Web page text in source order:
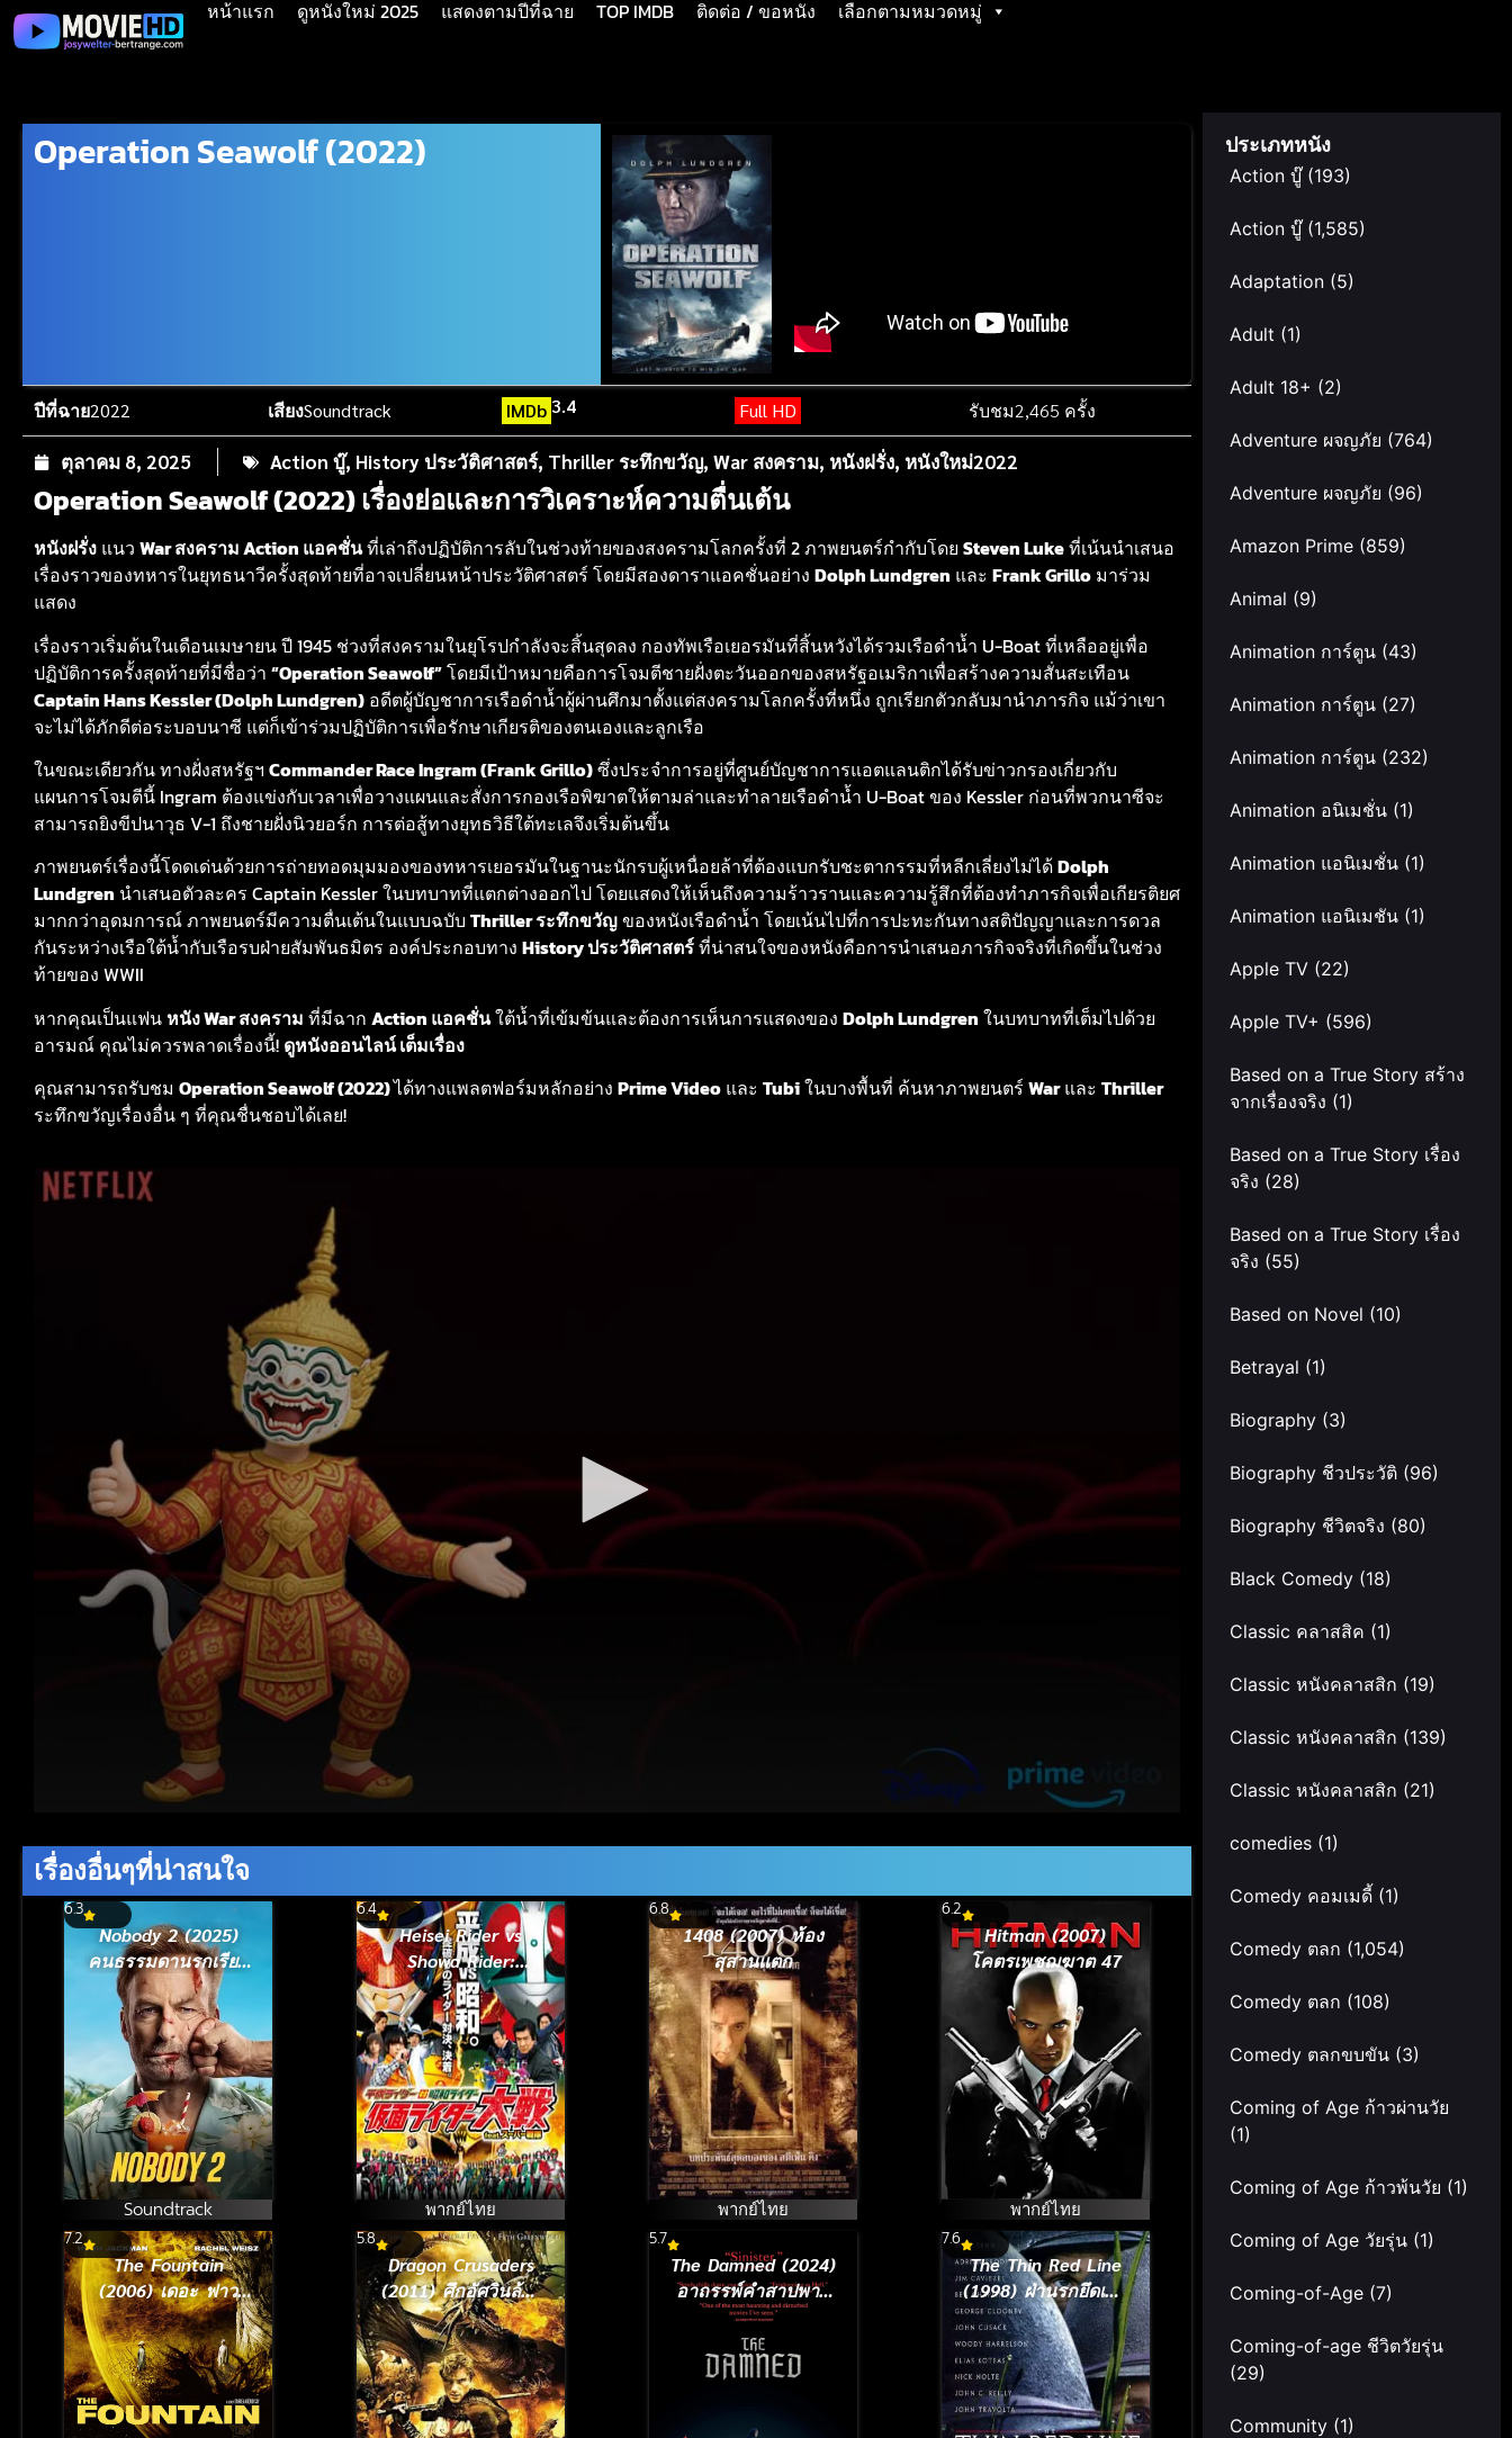
หน้าแรก ดูหนังใหม่ 2025 แสดงตามปีที่ฉาย TOP IMDB ติดต่อ / ขอหนัง เลือกตามหมวดหมู่
Operation Seawolf (2022)
ปีที่ฉาย2022 เสียงSoundtrack IMDb 3.4 Full HD รับชม2,465 ครั้ง
ตุลาคม 8, 2025 Action บู๊, History ประวัติศาสตร์, Thriller ระทึกขวัญ, War สงคราม, หนังฝรั่ง, หนังใหม่2022
Operation Seawolf (2022) เรื่องย่อและการวิเคราะห์ความตื่นเต้น
หนังฝรั่ง แนว War สงคราม Action แอคชั่นที่เล่าถึงปฏิบัติการลับในช่วงท้ายของสงครามโลกครั้งที่ 2 ภาพยนตร์กำกับโดย Steven Lukeที่เน้นนำเสนอ
เรื่องราวของทหารในยุทธนาวีครั้งสุดท้ายที่อาจเปลี่ยนหน้าประวัติศาสตร์ โดยมีสองดาราแอคชั่นอย่าง Dolph Lundgren และ Frank Grillo มาร่วม
แสดง
เรื่องราวเริ่มต้นในเดือนเมษายน ปี 1945 ช่วงที่สงครามในยุโรปกำลังจะสิ้นสุดลง กองทัพเรือเยอรมันที่สิ้นหวังได้รวมเรือดำน้ำ U-Boat ที่เหลืออยู่เพื่อ
ปฏิบัติการครั้งสุดท้ายที่มีชื่อว่า “Operation Seawolf”โดยมีเป้าหมายคือการโจมตีชายฝั่งตะวันออกของสหรัฐอเมริกาเพื่อสร้างความสั่นสะเทือน
Captain Hans Kessler (Dolph Lundgren) อดีตผู้บัญชาการเรือดำน้ำผู้ผ่านศึกมาตั้งแต่สงครามโลกครั้งที่หนึ่ง ถูกเรียกตัวกลับมานำภารกิจ แม้ว่าเขา
จะไม่ได้ภักดีต่อระบอบนาซี แต่ก็เข้าร่วมปฏิบัติการเพื่อรักษาเกียรติของตนเองและลูกเรือ
ในขณะเดียวกัน ทางฝั่งสหรัฐฯ Commander Race Ingram (Frank Grillo)ซึ่งประจำการอยู่ที่ศูนย์บัญชาการแอตแลนติกได้รับข่าวกรองเกี่ยวกับ
แผนการโจมตีนี้ Ingram ต้องแข่งกับเวลาเพื่อวางแผนและสั่งการกองเรือพิฆาตให้ตามล่าและทำลายเรือดำน้ำ U-Boat ของ Kessler ก่อนที่พวกนาซีจะ
สามารถยิงขีปนาวุธ V-1 ถึงชายฝั่งนิวยอร์ก การต่อสู้ทางยุทธวิธีใต้ทะเลจึงเริ่มต้นขึ้น
ภาพยนตร์เรื่องนี้โดดเด่นด้วยการถ่ายทอดมุมมองของทหารเยอรมันในฐานะนักรบผู้เหนื่อยล้าที่ต้องแบกรับชะตากรรมที่หลีกเลี่ยงไม่ได้Dolph
Lundgren นำเสนอตัวละคร Captain Kessler ในบทบาทที่แตกต่างออกไป โดยแสดงให้เห็นถึงความร้าวรานและความรู้สึกที่ต้องทำภารกิจเพื่อเกียรติยศ
มากกว่าอุดมการณ์ ภาพยนตร์มีความตื่นเต้นในแบบฉบับ Thriller ระทึกขวัญของหนังเรือดำน้ำ โดยเน้นไปที่การปะทะกันทางสติปัญญาและการดวล
กันระหว่างเรือใต้น้ำกับเรือรบฝ่ายสัมพันธมิตร องค์ประกอบทาง History ประวัติศาสตร์ที่น่าสนใจของหนังคือการนำเสนอภารกิจจริงที่เกิดขึ้นในช่วง
ท้ายของ WWII
หากคุณเป็นแฟน หนัง War สงคราม ที่มีฉาก Action แอคชั่นใต้น้ำที่เข้มข้นและต้องการเห็นการแสดงของ Dolph Lundgren ในบทบาทที่เต็มไปด้วย
อารมณ์ คุณไม่ควรพลาดเรื่องนี้! ดูหนังออนไลน์ เต็มเรื่อง
คุณสามารถรับชม Operation Seawolf (2022)ได้ทางแพลตฟอร์มหลักอย่าง Prime Video และ Tubiในบางพื้นที่ ค้นหาภาพยนตร์Warและ Thriller
ระทึกขวัญเรื่องอื่น ๆ ที่คุณชื่นชอบได้เลย!
เรื่องอื่นๆที่น่าสนใจ
6.3
Nobody 2 (2025)
คนธรรมดานรกเรียก
พี่ 2
Soundtrack
6.4
Heisei Rider vs
Showa Rider:
Kamen Rider Taisen
feat. Super Sentai
(2014) อภิมหาศึก
มาสค์ไรเดอร์
พากย์ไทย
6.8
1408 (2007) ห้อง
สุสานแตก
พากย์ไทย
6.2
Hitman (2007)
โคตรเพชฌฆาต 47
พากย์ไทย
7.2
The Fountain
(2006) เดอะ ฟาว
เทน อมตะรักชั่วนิรัน
ดร์
5.8
Dragon Crusaders
(2011) ศึกอัศวินล้าง
คำสาปมังกร
5.7
The Damned (2024)
อาถรรพ์คำสาปพายุ
หิมะ
7.6
The Thin Red Line
(1998) ฝ่านรกยึดเส้น
ตาย
ประเภทหนัง
Action บู๊(193)
Action บู๊(1,585)
Adaptation (5)
Adult (1)
Adult 18+ (2)
Adventure ผจญภัย (764)
Adventure ผจญภัย (96)
Amazon Prime (859)
Animal (9)
Animation การ์ตูน (43)
Animation การ์ตูน (27)
Animation การ์ตูน (232)
Animation อนิเมชั่น (1)
Animation แอนิเมชั่น (1)
Animation แอนิเมชัน (1)
Apple TV (22)
Apple TV+ (596)
Based on a True Story สร้าง
จากเรื่องจริง (1)
Based on a True Story เรื่อง
จริง (28)
Based on a True Story เรื่อง
จริง (55)
Based on Novel (10)
Betrayal (1)
Biography (3)
Biography ชีวประวัติ (96)
Biography ชีวิตจริง (80)
Black Comedy (18)
Classic คลาสสิค (1)
Classic หนังคลาสสิก (19)
Classic หนังคลาสสิก (139)
Classic หนังคลาสสิก (21)
comedies (1)
Comedy คอมเมดี้ (1)
Comedy ตลก (1,054)
Comedy ตลก (108)
Comedy ตลกขบขัน (3)
Coming of Age ก้าวผ่านวัย
(1)
Coming of Age ก้าวพ้นวัย (1)
Coming of Age วัยรุ่น (1)
Coming-of-Age (7)
Coming-of-age ชีวิตวัยรุ่น
(29)
Community (1)